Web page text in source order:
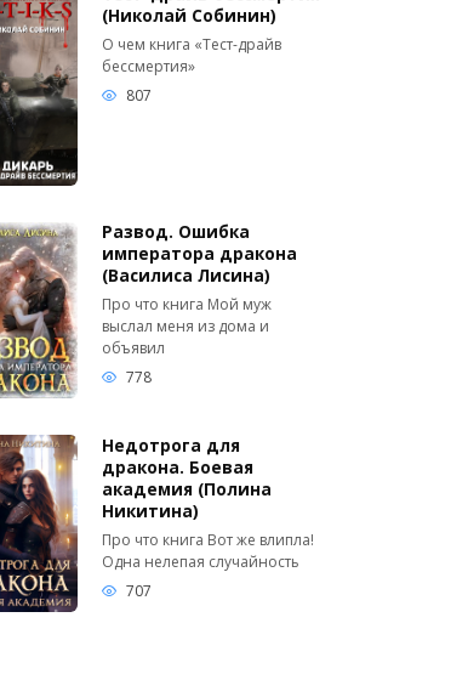
(Николай Собинин)
О чем книга «Тест-драйв
бессмертия»
807
Развод. Ошибка
императора дракона
(Василиса Лисина)
Про что книга Мой муж
выслал меня из дома и
объявил
778
Недотрога для
дракона. Боевая
академия (Полина
Никитина)
Про что книга Вот же влипла!
Одна нелепая случайность
707